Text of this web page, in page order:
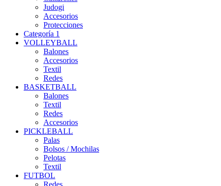
Judogi
Accesorios
Protecciones
Categoría 1
VOLLEYBALL
Balones
Accesorios
Textil
Redes
BASKETBALL
Balones
Textil
Redes
Accesorios
PICKLEBALL
Palas
Bolsos / Mochilas
Pelotas
Textil
FUTBOL